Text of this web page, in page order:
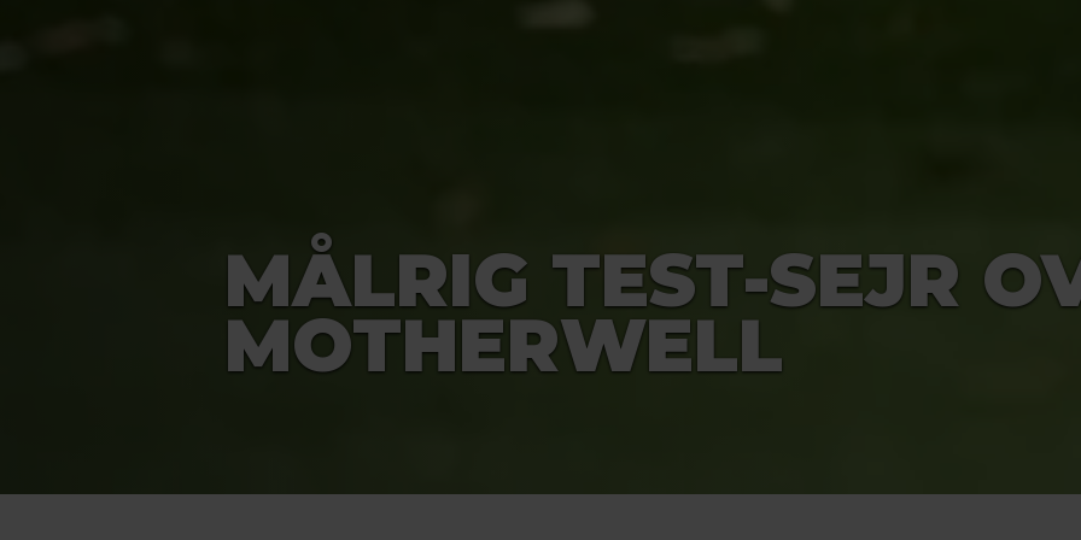
MÅLRIG TEST-SEJR
MOTHERWELL